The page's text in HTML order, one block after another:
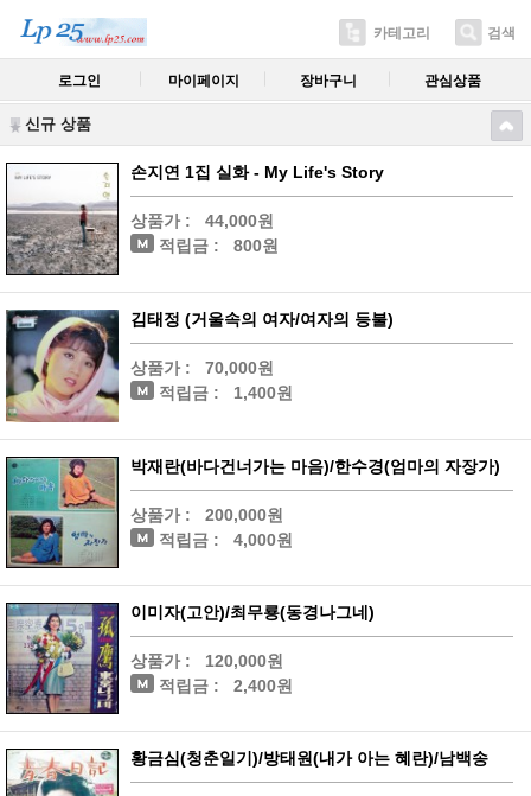
카테고리 검색
로그인 마이페이지 장바구니 관심상품
신규 상품
손지연 1집 실화 - My Life's Story
상품가 :
44,000원
적립금 :
800원
김태정 (거울속의 여자/여자의 등불)
상품가 :
70,000원
적립금 :
1,400원
박재란(바다건너가는 마음)/한수경(엄마의 자장가)
상품가 :
200,000원
적립금 :
4,000원
이미자(고안)/최무룡(동경나그네)
상품가 :
120,000원
적립금 :
2,400원
황금심(청춘일기)/방태원(내가 아는 혜란)/남백송